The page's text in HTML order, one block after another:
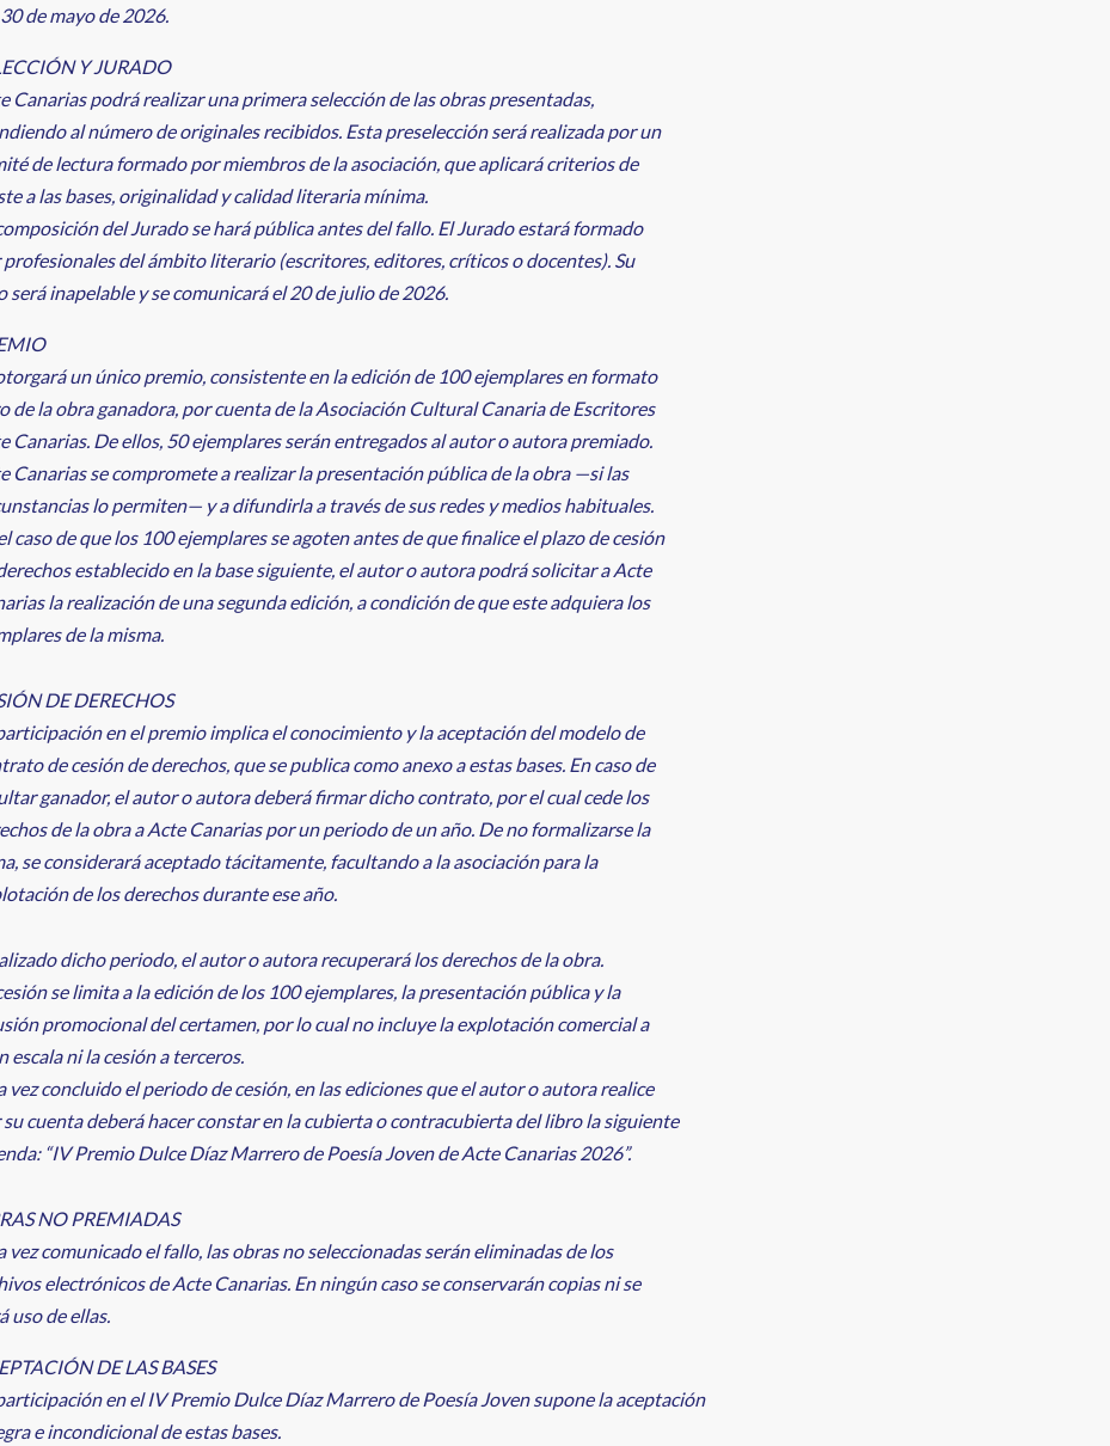
de mayo de 2026.
Y JURADO
Canarias podrá realizar una primera selección de las obras presentadas,
al número de originales recibidos. Esta preselección será realizada por un
de lectura formado por miembros de la asociación, que aplicará criterios de
a las bases, originalidad y calidad literaria mínima.
del Jurado se hará pública antes del fallo. El Jurado estará formado
del ámbito literario (escritores, editores, críticos o docentes). Su
será inapelable y se comunicará el 20 de julio de 2026.
un único premio, consistente en la edición de 100 ejemplares en formato
de la obra ganadora, por cuenta de la Asociación Cultural Canaria de Escritores
Canarias. De ellos, 50 ejemplares serán entregados al autor o autora premiado.
Canarias se compromete a realizar la presentación pública de la obra —si las
lo permiten— y a difundirla a través de sus redes y medios habituales.
caso de que los 100 ejemplares se agoten antes de que finalice el plazo de cesión
establecido en la base siguiente, el autor o autora podrá solicitar a Acte
la realización de una segunda edición, a condición de que este adquiera los
de la misma.
DE DERECHOS
en el premio implica el conocimiento y la aceptación del modelo de
de cesión de derechos, que se publica como anexo a estas bases. En caso de
ganador, el autor o autora deberá firmar dicho contrato, por el cual cede los
de la obra a Acte Canarias por un periodo de un año. De no formalizarse la
se considerará aceptado tácitamente, facultando a la asociación para la
de los derechos durante ese año.
dicho periodo, el autor o autora recuperará los derechos de la obra.
se limita a la edición de los 100 ejemplares, la presentación pública y la
promocional del certamen, por lo cual no incluye la explotación comercial a
escala ni la cesión a terceros.
vez concluido el periodo de cesión, en las ediciones que el autor o autora realice
cuenta deberá hacer constar en la cubierta o contracubierta del libro la siguiente
“IV Premio Dulce Díaz Marrero de Poesía Joven de Acte Canarias 2026”.
NO PREMIADAS
vez comunicado el fallo, las obras no seleccionadas serán eliminadas de los
electrónicos de Acte Canarias. En ningún caso se conservarán copias ni se
uso de ellas.
DE LAS BASES
en el IV Premio Dulce Díaz Marrero de Poesía Joven supone la aceptación
e incondicional de estas bases.